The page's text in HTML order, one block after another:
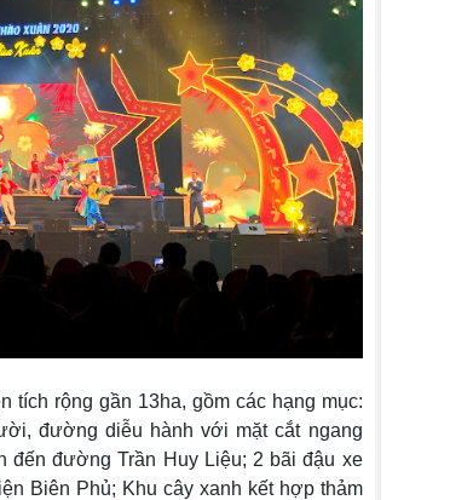
tích rộng gần 13ha, gồm các hạng mục:
đường diễu hành với mặt cắt ngang
đường Trần Huy Liệu; 2 bãi đậu xe
Biên Phủ; Khu cây xanh kết hợp thảm